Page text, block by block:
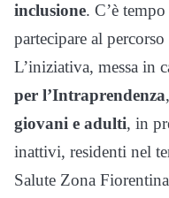
inclusione. C’è
partecipare al percorso
L’iniziativa, messa in
per l’Intraprendenza,
giovani e adulti, in
inattivi, residenti nel
Salute Zona